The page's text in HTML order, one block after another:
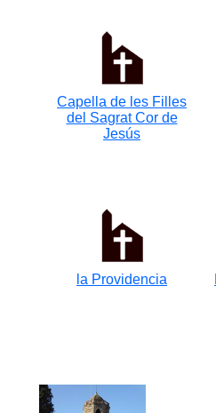
Capella de les Filles
del Sagrat Cor de
Jesús
la Providencia